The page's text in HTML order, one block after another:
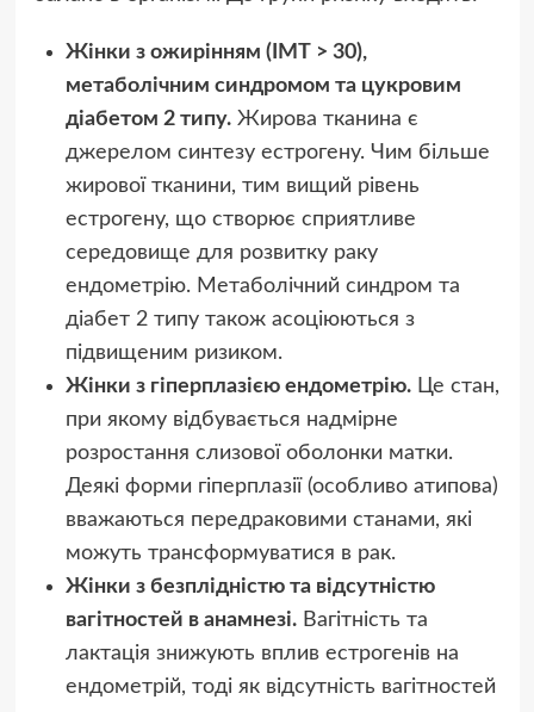
Жінки з ожирінням (ІМТ > 30),
метаболічним синдромом та цукровим
діабетом 2 типу.Жирова тканина є
джерелом синтезу естрогену. Чим більше
жирової тканини, тим вищий рівень
естрогену, що створює сприятливе
середовище для розвитку раку
ендометрію. Метаболічний синдром та
діабет 2 типу також асоціюються з
підвищеним ризиком.
Жінки з гіперплазією ендометрію.Це стан,
при якому відбувається надмірне
розростання слизової оболонки матки.
Деякі форми гіперплазії (особливо атипова)
вважаються передраковими станами, які
можуть трансформуватися в рак.
Жінки з безплідністю та відсутністю
вагітностей в анамнезі.Вагітність та
лактація знижують вплив естрогенів на
ендометрій, тоді як відсутність вагітностей